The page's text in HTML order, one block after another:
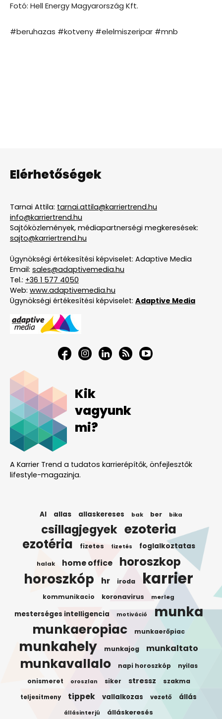
Fotó: Hell Energy Magyarország Kft.
#beruhazas #kotveny #elelmiszeripar #mnb
Elérhetőségek
Tarnai Attila: tarnai.attila@karriertrend.hu
info@karriertrend.hu
Sajtóközlemények, médiapartnerségi megkeresések:
sajto@karriertrend.hu
Ügynökségi értékesítési képviselet: Adaptive Media
Email: sales@adaptivemedia.hu
Tel.: +36 1 577 4050
Web: www.adaptivemedia.hu
Ügynökségi értékesítési képviselet: Adaptive Media
Kik
vagyunk
mi?
A Karrier Trend a tudatos karrierépítők, önfejlesztők
lifestyle-magazinja.
AI allas allaskereses bak ber bika
csillagjegyek ezoteria
ezotéria fizetes fizetés foglalkoztatas
halak home office horoszkop
horoszkóp hr iroda karrier
kommunikacio koronavirus merleg
mesterséges intelligencia motiváció munka
munkaeropiac munkaerőpiac
munkahely munkajog munkaltato
munkavallalo napi horoszkóp nyilas
onismeret oroszlan siker stressz szakma
teljesitmeny tippek vallalkozas vezető állás
állásinterjú álláskeresés